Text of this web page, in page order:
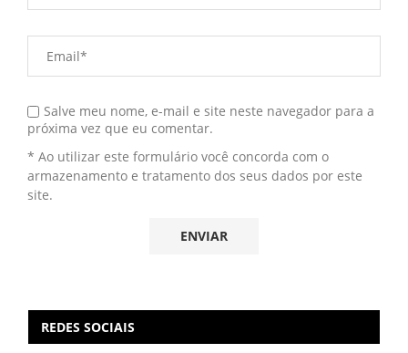
Salve meu nome, e-mail e site neste navegador para a
próxima vez que eu comentar.
* Ao utilizar este formulário você concorda com o
armazenamento e tratamento dos seus dados por este
site.
REDES SOCIAIS